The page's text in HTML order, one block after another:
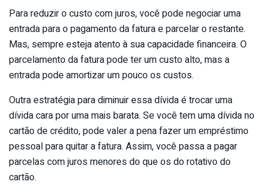
Para reduzir o custo com juros, você pode negociar uma
entrada para o pagamento da fatura e parcelar o restante.
Mas, sempre esteja atento à sua capacidade financeira. O
parcelamento da fatura pode ter um custo alto, mas a
entrada pode amortizar um pouco os custos.
Outra estratégia para diminuir essa dívida é trocar uma
dívida cara por uma mais barata. Se você tem uma dívida no
cartão de crédito, pode valer a pena fazer um empréstimo
pessoal para quitar a fatura. Assim, você passa a pagar
parcelas com juros menores do que os do rotativo do
cartão.